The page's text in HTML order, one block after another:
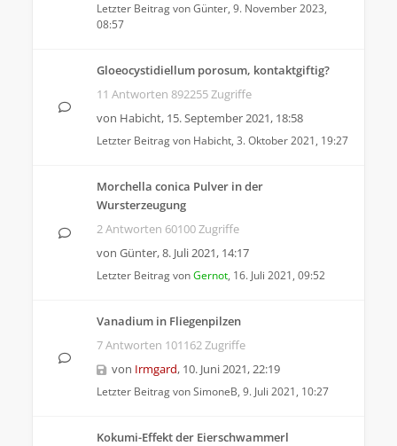
Letzter Beitrag vonGünter, 9. November 2023,
08:57
Gloeocystidiellum porosum, kontaktgiftig?
11 Antworten 892255 Zugriffe
von Habicht, 15. September 2021, 18:58
Letzter Beitrag von Habicht, 3. Oktober 2021, 19:27
Morchella conica Pulver in der
Wursterzeugung
2 Antworten 60100 Zugriffe
von Günter,8. Juli 2021, 14:17
Letzter Beitrag vonGernot, 16. Juli 2021, 09:52
Vanadium in Fliegenpilzen
7 Antworten 101162 Zugriffe
von Irmgard, 10. Juni 2021, 22:19
Letzter Beitrag vonSimoneB, 9. Juli 2021, 10:27
Kokumi-Effekt der Eierschwammerl